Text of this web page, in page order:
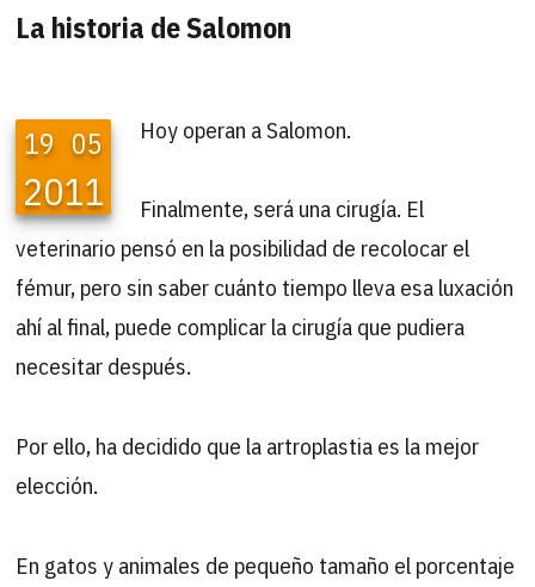
La historia de Salomon
19 05
2011
Hoy operan a Salomon.
Finalmente, será una cirugía. El
veterinario pensó en la posibilidad de recolocar el
fémur, pero sin saber cuánto tiempo lleva esa luxación
ahí al final, puede complicar la cirugía que pudiera
necesitar después.
Por ello, ha decidido que la artroplastia es la mejor
elección.
En gatos y animales de pequeño tamaño el porcentaje